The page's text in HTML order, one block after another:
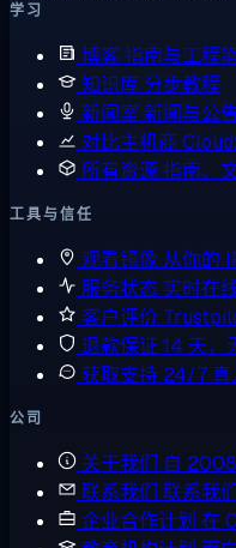
学习
博客指南与工程
知识库 分步教程
新闻室 新闻与公
对比主机商
所有资源指南、
工具与信任
观看镜像 从你的
服务状态 实时在
客户评价
退款保证 14 天，
获取支持 24/7 真
公司
关于我们 自
联系我们 联系我们
企业合作计划 在